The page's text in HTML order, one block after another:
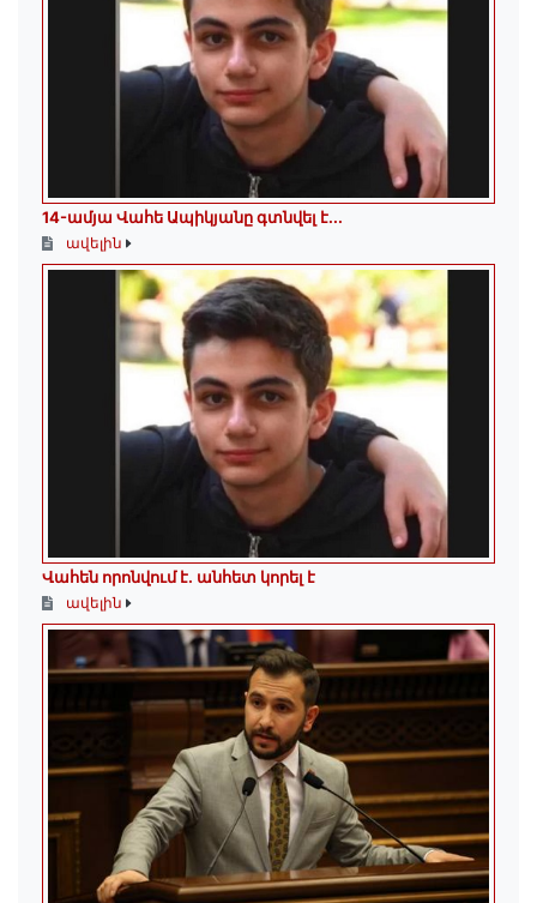
14-ամյա Վահե Ապիկյանը գտնվել է...
ավելին
Վահեն որոնվում է․ անհետ կորել է
ավելին